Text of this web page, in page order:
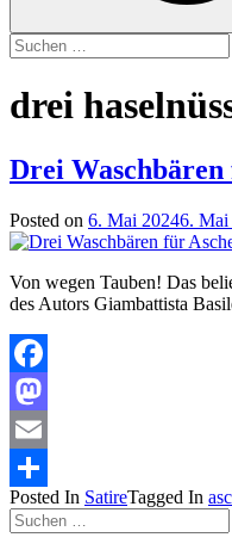
Suchen
nach:
drei
Drei Waschbären
Posted on 6. Mai 20246. Mai
Von wegen Tauben! Das
des Autors Giambattista
Facebook
Mastodon
Email
Teilen
Posted In SatireTagged In
Suchen
nach: